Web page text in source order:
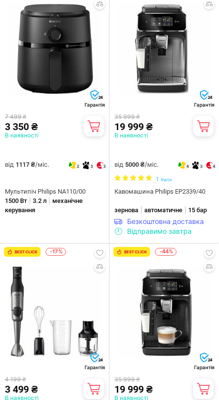
24
Гарантія
7 499 ₴
3 350 ₴
В наявності
від 1117 ₴/міс. 2 3 3
Мультипіч Philips NA110/00
1500 Вт| 3.2 л
механічне
керування
24
Гарантія
35 999 ₴
19 999 ₴
В наявності
від 5000 ₴/міс. 4 3 4
1 Відгук
Кавомашина Philips EP2339/40
зернова автоматичне 15 бар
Безкоштовна доставка
Відправимо завтра
BEST CLICK -17%
24
Гарантія
4 199 ₴
3 499 ₴
В наявності
BEST CLICK -44%
24
Гарантія
35 999 ₴
19 999 ₴
В наявності